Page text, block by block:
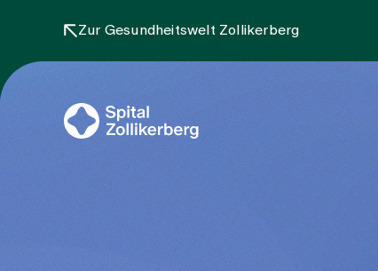
Zur Gesundheitswelt Zollikerberg